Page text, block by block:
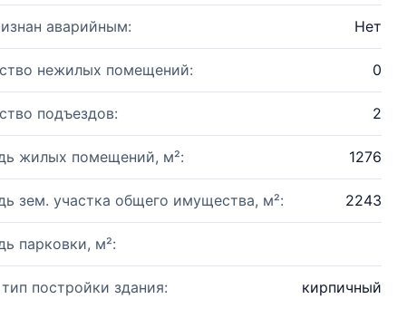
аварийным: Нет
нежилых помещений: 0
подъездов: 2
жилых помещений, м²: 1276
зем. участка общего имущества, м²: 2243
парковки, м²:
постройки здания: кирпичный